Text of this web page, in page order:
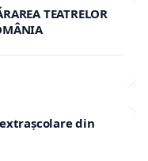
TEATRELOR
din